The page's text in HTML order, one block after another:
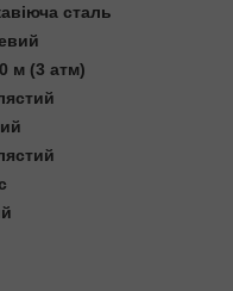
сталь
м (3 атм)